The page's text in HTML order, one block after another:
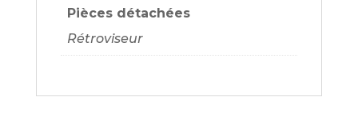
Pièces détachées
Rétroviseur